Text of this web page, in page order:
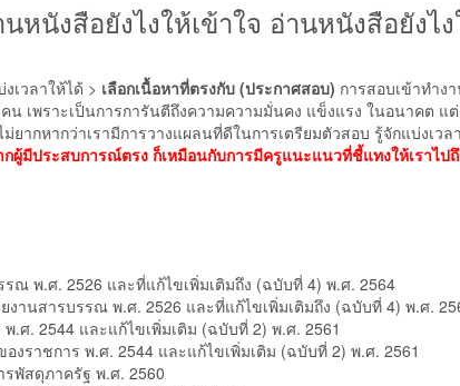
นังสือยังไงให้เข้าใจ อ่านหนังสือยังไ
เวลาให้ได้ > เลือกเนื้อหาที่ตรงกับ (ประกาศสอบ) การสอบเข้าทำง
เพราะเป็นการการันตีถึงความความมั่นคง แข็งแรง ในอนาคต แ
ยากหากว่าเรามีการวางแผลนที่ดีในการเตรียมตัวสอบ รู้จักแบ่งเวล
ผู้มีประสบการณ์ตรง ก็เหมือนกับการมีครูแนะแนวที่ชี้แทงให้เราไป
ณ พ.ศ. 2526 และที่แก้ไขเพิ่มเติมถึง (ฉบับที่ 4) พ.ศ. 2564
านสารบรรณ พ.ศ. 2526 และที่แก้ไขเพิ่มเติมถึง (ฉบับที่ 4) พ.ศ.
.ศ. 2544 และแก้ไขเพิ่มเติม (ฉบับที่ 2) พ.ศ. 2561
ราชการ พ.ศ. 2544 และแก้ไขเพิ่มเติม (ฉบับที่ 2) พ.ศ. 2561
พัสดุภาครัฐ พ.ศ. 2560